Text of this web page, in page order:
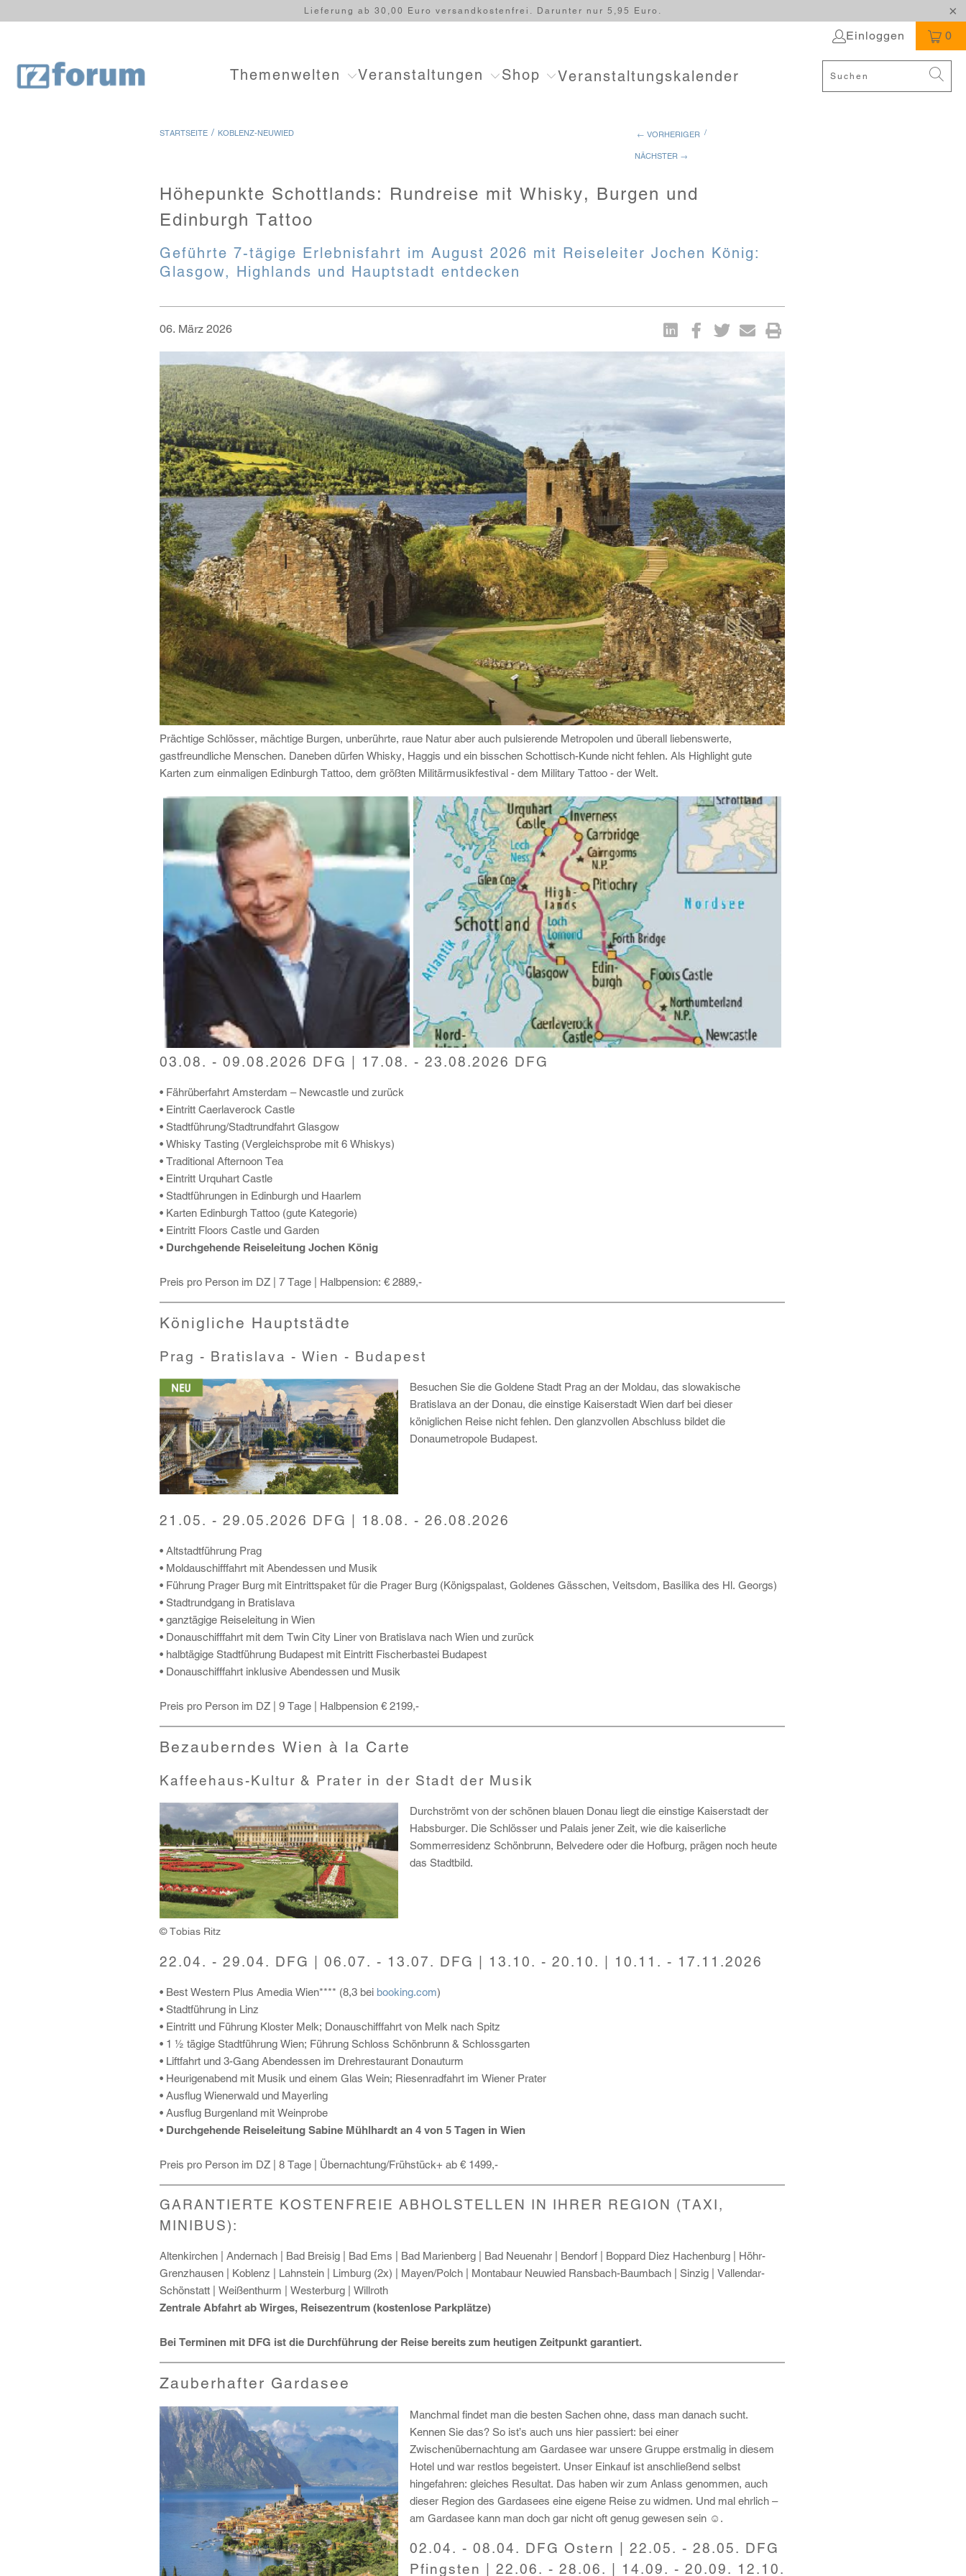
Lieferung ab 30,00 Euro versandkostenfrei. Darunter nur 5,95 Euro.
Einloggen 0
Themenwelten Veranstaltungen Shop Veranstaltungskalender
STARTSEITE / KOBLENZ-NEUWIED ← VORHERIGER /
NÄCHSTER →
Höhepunkte Schottlands: Rundreise mit Whisky, Burgen und
Edinburgh Tattoo
Geführte 7-tägige Erlebnisfahrt im August 2026 mit Reiseleiter Jochen König:
Glasgow, Highlands und Hauptstadt entdecken
06. März 2026
Prächtige Schlösser, mächtige Burgen, unberührte, raue Natur aber auch pulsierende Metropolen und überall liebenswerte,
gastfreundliche Menschen. Daneben dürfen Whisky, Haggis und ein bisschen Schottisch-Kunde nicht fehlen. Als Highlight gute
Karten zum einmaligen Edinburgh Tattoo, dem größten Militärmusikfestival - dem Military Tattoo - der Welt.
Jochen König
03.08. - 09.08.2026 DFG | 17.08. - 23.08.2026 DFG
• Fährüberfahrt Amsterdam – Newcastle und zurück
• Eintritt Caerlaverock Castle
• Stadtführung/Stadtrundfahrt Glasgow
• Whisky Tasting (Vergleichsprobe mit 6 Whiskys)
• Traditional Afternoon Tea
• Eintritt Urquhart Castle
• Stadtführungen in Edinburgh und Haarlem
• Karten Edinburgh Tattoo (gute Kategorie)
• Eintritt Floors Castle und Garden
• Durchgehende Reiseleitung Jochen König
Preis pro Person im DZ | 7 Tage | Halbpension: € 2889,-
Königliche Hauptstädte
Prag - Bratislava - Wien - Budapest
Besuchen Sie die Goldene Stadt Prag an der Moldau, das slowakische
Bratislava an der Donau, die einstige Kaiserstadt Wien darf bei dieser
königlichen Reise nicht fehlen. Den glanzvollen Abschluss bildet die
Donaumetropole Budapest.
21.05. - 29.05.2026 DFG | 18.08. - 26.08.2026
• Altstadtführung Prag
• Moldauschifffahrt mit Abendessen und Musik
• Führung Prager Burg mit Eintrittspaket für die Prager Burg (Königspalast, Goldenes Gässchen, Veitsdom, Basilika des Hl. Georgs)
• Stadtrundgang in Bratislava
• ganztägige Reiseleitung in Wien
• Donauschifffahrt mit dem Twin City Liner von Bratislava nach Wien und zurück
• halbtägige Stadtführung Budapest mit Eintritt Fischerbastei Budapest
• Donauschifffahrt inklusive Abendessen und Musik
Preis pro Person im DZ | 9 Tage | Halbpension € 2199,-
Bezauberndes Wien à la Carte
Kaffeehaus-Kultur & Prater in der Stadt der Musik
© Tobias Ritz
Durchströmt von der schönen blauen Donau liegt die einstige Kaiserstadt der
Habsburger. Die Schlösser und Palais jener Zeit, wie die kaiserliche
Sommerresidenz Schönbrunn, Belvedere oder die Hofburg, prägen noch heute
das Stadtbild.
22.04. - 29.04. DFG | 06.07. - 13.07. DFG | 13.10. - 20.10. | 10.11. - 17.11.2026
• Best Western Plus Amedia Wien**** (8,3 bei booking.com)
• Stadtführung in Linz
• Eintritt und Führung Kloster Melk; Donauschifffahrt von Melk nach Spitz
• 1 ½ tägige Stadtführung Wien; Führung Schloss Schönbrunn & Schlossgarten
• Liftfahrt und 3-Gang Abendessen im Drehrestaurant Donauturm
• Heurigenabend mit Musik und einem Glas Wein; Riesenradfahrt im Wiener Prater
• Ausflug Wienerwald und Mayerling
• Ausflug Burgenland mit Weinprobe
• Durchgehende Reiseleitung Sabine Mühlhardt an 4 von 5 Tagen in Wien
Preis pro Person im DZ | 8 Tage | Übernachtung/Frühstück+ ab € 1499,-
GARANTIERTE KOSTENFREIE ABHOLSTELLEN IN IHRER REGION (TAXI,
MINIBUS):
Altenkirchen | Andernach | Bad Breisig | Bad Ems | Bad Marienberg | Bad Neuenahr | Bendorf | Boppard Diez Hachenburg | Höhr-
Grenzhausen | Koblenz | Lahnstein | Limburg (2x) | Mayen/Polch | Montabaur Neuwied Ransbach-Baumbach | Sinzig | Vallendar-
Schönstatt | Weißenthurm | Westerburg | Willroth
Zentrale Abfahrt ab Wirges, Reisezentrum (kostenlose Parkplätze)
Bei Terminen mit DFG ist die Durchführung der Reise bereits zum heutigen Zeitpunkt garantiert.
Zauberhafter Gardasee
Manchmal findet man die besten Sachen ohne, dass man danach sucht.
Kennen Sie das? So ist’s auch uns hier passiert: bei einer
Zwischenübernachtung am Gardasee war unsere Gruppe erstmalig in diesem
Hotel und war restlos begeistert. Unser Einkauf ist anschließend selbst
hingefahren: gleiches Resultat. Das haben wir zum Anlass genommen, auch
dieser Region des Gardasees eine eigene Reise zu widmen. Und mal ehrlich –
am Gardasee kann man doch gar nicht oft genug gewesen sein ☺.
02.04. - 08.04. DFG Ostern | 22.05. - 28.05. DFG
Pfingsten | 22.06. - 28.06. | 14.09. - 20.09. 12.10.